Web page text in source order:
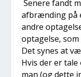
Sene­re fandt
af­bræn­ding på
andre
opta­gel­se,
Det synes at
Hvis der er
man (og det­te